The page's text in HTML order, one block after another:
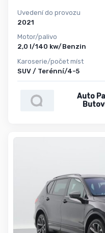
Uvedení do provozu
2021
Motor/palivo
2,0 l/140 kw/Benzin
Karoserie/počet míst
SUV / Terénní/4-5
Auto